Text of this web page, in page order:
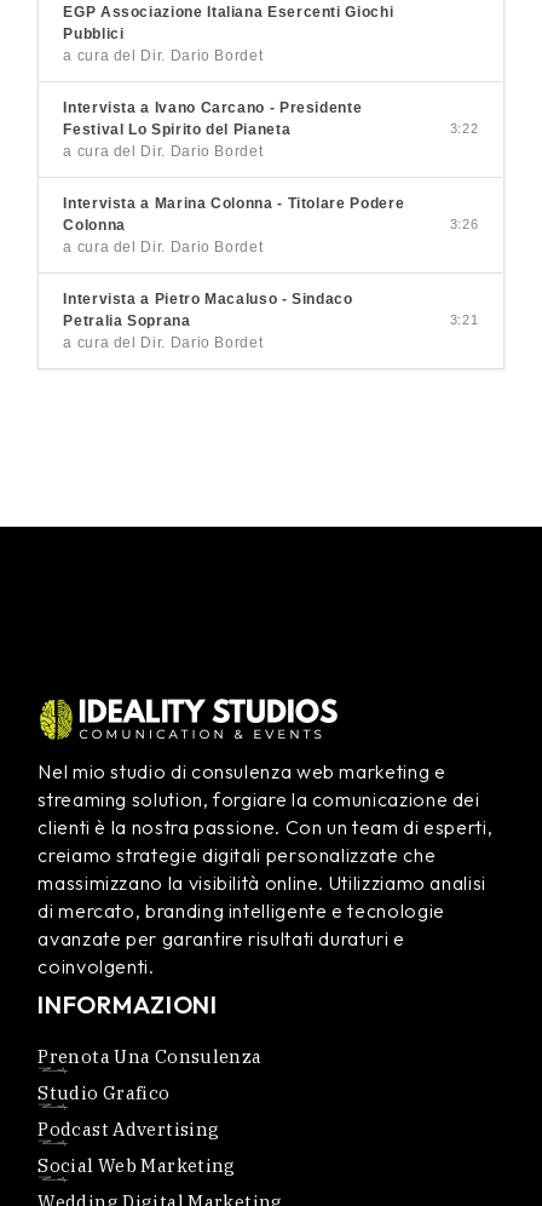
EGP Associazione Italiana Esercenti Giochi
Pubblici
a cura del Dir. Dario Bordet
Intervista a Ivano Carcano - Presidente
Festival Lo Spirito del Pianeta
a cura del Dir. Dario Bordet
3:22
Intervista a Marina Colonna - Titolare Podere
Colonna
a cura del Dir. Dario Bordet
3:26
Intervista a Pietro Macaluso - Sindaco
Petralia Soprana
a cura del Dir. Dario Bordet
3:21
Nel mio studio di consulenza web marketing e
streaming solution, forgiare la comunicazione dei
clienti è la nostra passione. Con un team di esperti,
creiamo strategie digitali personalizzate che
massimizzano la visibilità online. Utilizziamo analisi
di mercato, branding intelligente e tecnologie
avanzate per garantire risultati duraturi e
coinvolgenti.
INFORMAZIONI
Prenota Una Consulenza
Studio Grafico
Podcast Advertising
Social Web Marketing